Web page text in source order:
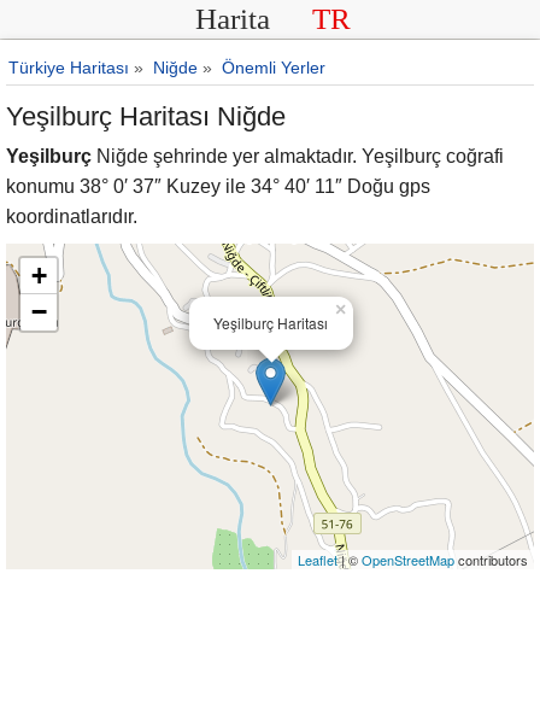
Harita TR
Türkiye Haritası » Niğde » Önemli Yerler
Yeşilburç Haritası Niğde
Yeşilburç Niğde şehrinde yer almaktadır. Yeşilburç coğrafi
konumu 38° 0′ 37″ Kuzey ile 34° 40′ 11″ Doğu gps
koordinatlarıdır.
Yeşilburç Haritası
×
+
−
Leaflet| ©OpenStreetMapcontributors